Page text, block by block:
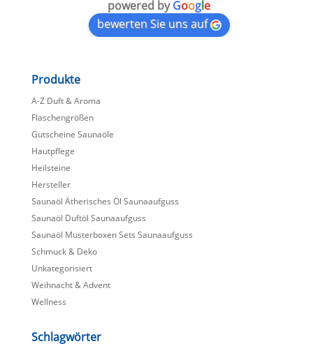
powered byGoogle
bewerten Sie uns auf
Produkte
A-Z Duft & Aroma
Flaschengrößen
Gutscheine Saunaöle
Hautpflege
Heilsteine
Hersteller
Saunaöl Ätherisches Öl Saunaaufguss
Saunaöl Duftöl Saunaaufguss
Saunaöl Musterboxen Sets Saunaaufguss
Schmuck & Deko
Unkategorisiert
Weihnacht & Advent
Wellness
Schlagwörter